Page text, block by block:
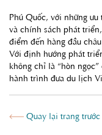
Phú Quốc, với những
và chính sách phát
điểm đến hàng đầu
Với định hướng phát
không chỉ là “hòn
hành trình đưa du lịch
Quay lại trang trước